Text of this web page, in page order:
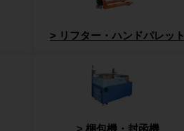
リフター・ハンドパレット
梱包機・封函機